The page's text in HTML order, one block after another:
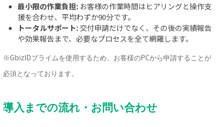
最小限の作業負担: お客様の作業時間はヒアリングと操作支
援を合わせ、平均わずか90分です。
トータルサポート:交付申請だけでなく、その後の実績報告
や効果報告まで、必要なプロセスを全て網羅します。
※GbizIDプライムを使用するため、お客様のPCから申請することが
必須となっております。
導入までの流れ・お問い合わせ